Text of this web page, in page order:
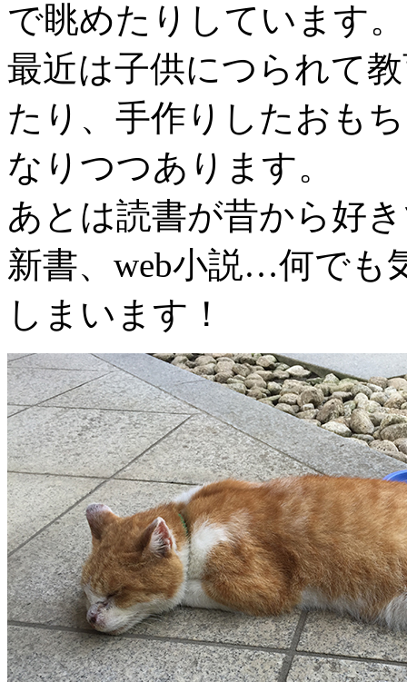
で眺めたりしています。
最近は子供につられて
たり、手作りしたおも
なりつつあります。
あとは読書が昔から好
新書、web小説…何でも
しまいます！